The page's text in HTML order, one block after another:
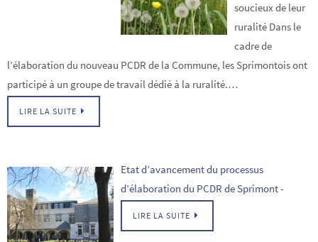
soucieux de leur
ruralité Dans le
cadre de
l’élaboration du nouveau PCDR de la Commune, les Sprimontois ont
participé à un groupe de travail dédié à la ruralité.…
LIRE LA SUITE
Etat d’avancement du processus
d’élaboration du PCDR de Sprimont-
LIRE LA SUITE